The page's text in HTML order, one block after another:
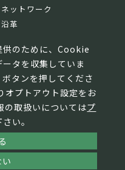
供のために、Cookie
タを収集していま
タンを押してくださ
オプトアウト設定をお
の取扱いについてはプ
い。
ネットワーク
沿革
Reserved.